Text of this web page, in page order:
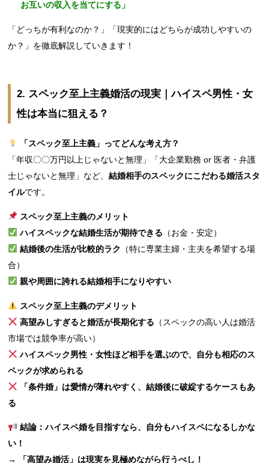
お互いの収入を当てにする」
「どっちが有利なのか？」「現実的にはどちらが成功しやすいの
か？」を徹底解説していきます！
2. スペック至上主義婚活の現実｜ハイスペ男性・女
性は本当に狙える？
「スペック至上主義」ってどんな考え方？
「年収〇〇万円以上じゃないと無理」「大企業勤務 or 医者・弁護
士じゃないと無理」など、結婚相手のスペックにこだわる婚活スタ
イルです。
スペック至上主義のメリット
ハイスペックな結婚生活が期待できる （お金・安定）
結婚後の生活が比較的ラク
（特に専業主婦・主夫を希望する場
合）
親や周囲に誇れる結婚相手になりやすい
スペック至上主義のデメリット
高望みしすぎると婚活が長期化する （スペックの高い人は婚活
市場では競争率が高い）
ハイスペック男性・女性ほど相手を選ぶので、自分も相応のス
ペックが求められる
「条件婚」は愛情が薄れやすく、結婚後に破綻するケースもあ
る
結論：ハイスペ婚を目指すなら、自分もハイスペになるしかな
い！
→
「高望み婚活」は現実を見極めながら行うべし！